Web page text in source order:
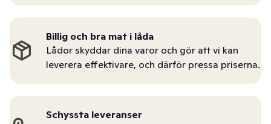
Billig och bra mat i låda
Lådor skyddar dina varor och gör att vi kan
leverera effektivare, och därför pressa priserna.
Schyssta leveranser